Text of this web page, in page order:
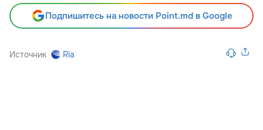
Подпишитесь на новости Point.md в Google
Источник Ria